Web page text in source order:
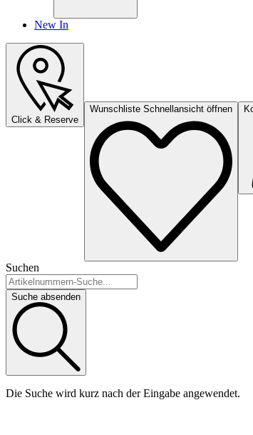
New In
Click & Reserve
Wunschliste Schnellansicht öffnen
Suchen
Suche absenden
Die Suche wird kurz nach der Eingabe angewendet.